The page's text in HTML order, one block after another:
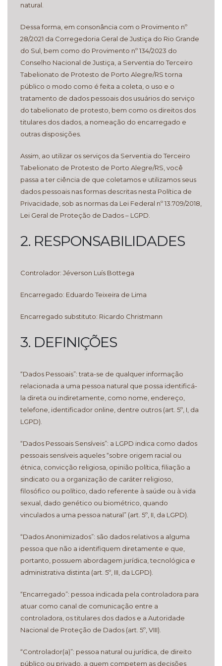
natural.
Dessa forma, em consonância com o Provimento nº
28/2021 da Corregedoria Geral de Justiça do Rio Grande
do Sul, bem como do Provimento nº 134/2023 do
Conselho Nacional de Justiça, a Serventia do Terceiro
Tabelionato de Protesto de Porto Alegre/RS torna
público o modo como é feita a coleta, o uso e o
tratamento de dados pessoais dos usuários do serviço
do tabelionato de protesto, bem como os direitos dos
titulares dos dados, a nomeação do encarregado e
outras disposições.
Assim, ao utilizar os serviços da Serventia do Terceiro
Tabelionato de Protesto de Porto Alegre/RS, você
passa a ter ciência de que coletamos e utilizamos seus
dados pessoais nas formas descritas nesta Política de
Privacidade, sob as normas da Lei Federal nº 13.709/2018,
Lei Geral de Proteção de Dados – LGPD.
2. RESPONSABILIDADES
Controlador: Jéverson Luís Bottega
Encarregado: Eduardo Teixeira de Lima
Encarregado substituto: Ricardo Christmann
3. DEFINIÇÕES
“Dados Pessoais”: trata-se de qualquer informação
relacionada a uma pessoa natural que possa identificá-
la direta ou indiretamente, como nome, endereço,
telefone, identificador online, dentre outros (art. 5º, I, da
LGPD).
“Dados Pessoais Sensíveis”: a LGPD indica como dados
pessoais sensíveis aqueles “sobre origem racial ou
étnica, convicção religiosa, opinião política, filiação a
sindicato ou a organização de caráter religioso,
filosófico ou político, dado referente à saúde ou à vida
sexual, dado genético ou biométrico, quando
vinculados a uma pessoa natural” (art. 5º, II, da LGPD).
“Dados Anonimizados”: são dados relativos a alguma
pessoa que não a identifiquem diretamente e que,
portanto, possuem abordagem jurídica, tecnológica e
administrativa distinta (art. 5º, III, da LGPD).
“Encarregado”: pessoa indicada pela controladora para
atuar como canal de comunicação entre a
controladora, os titulares dos dados e a Autoridade
Nacional de Proteção de Dados (art. 5º, VIII).
“Controlador(a)”: pessoa natural ou jurídica, de direito
público ou privado, a quem competem as decisões